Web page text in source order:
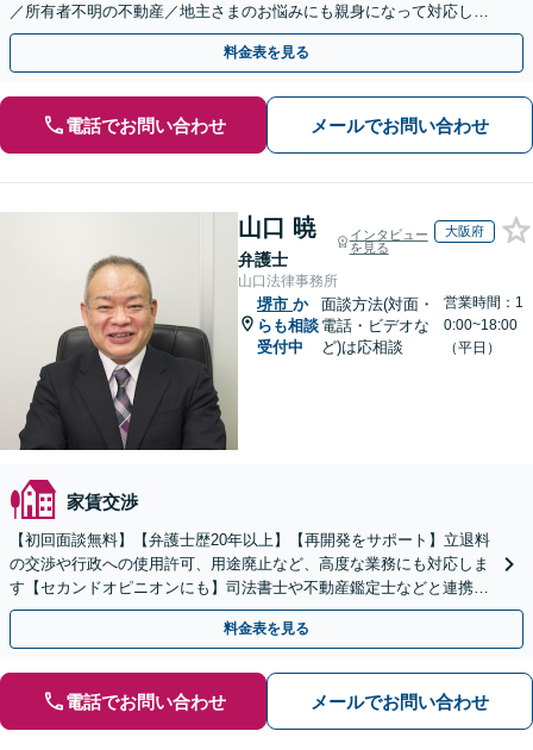
／所有者不明の不動産／地主さまのお悩みにも親身になって対応しま
す【夜間・休日の相談可】
料金表を見る
電話でお問い合わせ メールでお問い合わせ
山口 暁
弁護士
インタビュー
を見る
大阪府
山口法律事務所
堺市 か
らも相談
受付中
面談方法(対面・
電話・ビデオな
ど)は応相談
営業時間：1
0:00~18:00
（平日）
家賃交渉
【初回面談無料】【弁護士歴20年以上】【再開発をサポート】立退料
の交渉や行政への使用許可、用途廃止など、高度な業務にも対応しま
す【セカンドオピニオンにも】司法書士や不動産鑑定士などと連携。
農地や山林などもお任せください【枚方市駅6分】
料金表を見る
電話でお問い合わせ メールでお問い合わせ